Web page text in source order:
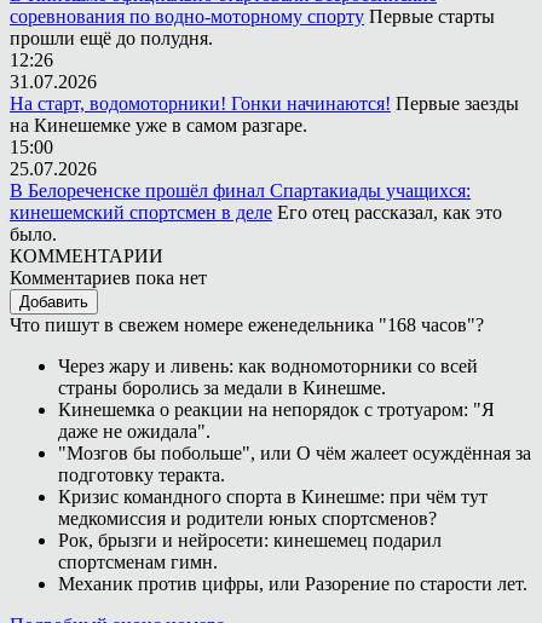
соревнования по водно-моторному спорту Первые старты
прошли ещё до полудня.
12:26
31.07.2026
На старт, водомоторники! Гонки начинаются! Первые заезды
на Кинешемке уже в самом разгаре.
15:00
25.07.2026
В Белореченске прошёл финал Спартакиады учащихся:
кинешемский спортсмен в деле Его отец рассказал, как это
было.
КОММЕНТАРИИ
Комментариев пока нет
Добавить
Что пишут в свежем номере еженедельника "168 часов"?
Через жару и ливень: как водномоторники со всей
страны боролись за медали в Кинешме.
Кинешемка о реакции на непорядок с тротуаром: "Я
даже не ожидала".
"Мозгов бы побольше", или О чём жалеет осуждённая за
подготовку теракта.
Кризис командного спорта в Кинешме: при чём тут
медкомиссия и родители юных спортсменов?
Рок, брызги и нейросети: кинешемец подарил
спортсменам гимн.
Механик против цифры, или Разорение по старости лет.